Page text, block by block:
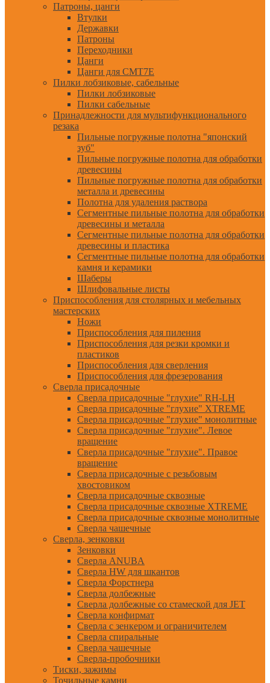
Патроны, цанги
Втулки
Державки
Патроны
Переходники
Цанги
Цанги для CMT7E
Пилки лобзиковые, сабельные
Пилки лобзиковые
Пилки сабельные
Принадлежности для мультифункционального
резака
Пильные погружные полотна "японский
зуб"
Пильные погружные полотна для обработки
древесины
Пильные погружные полотна для обработки
металла и древесины
Полотна для удаления раствора
Сегментные пильные полотна для обработки
древесины и металла
Сегментные пильные полотна для обработки
древесины и пластика
Сегментные пильные полотна для обработки
камня и керамики
Шаберы
Шлифовальные листы
Приспособления для столярных и мебельных
мастерских
Ножи
Приспособления для пиления
Приспособления для резки кромки и
пластиков
Приспособления для сверления
Приспособления для фрезерования
Сверла присадочные
Сверла присадочные "глухие" RH-LH
Сверла присадочные "глухие" XTREME
Сверла присадочные "глухие" монолитные
Сверла присадочные "глухие". Левое
вращение
Сверла присадочные "глухие". Правое
вращение
Сверла присадочные с резьбовым
хвостовиком
Сверла присадочные сквозные
Сверла присадочные сквозные XTREME
Сверла присадочные сквозные монолитные
Сверла чашечные
Сверла, зенковки
Зенковки
Сверла ANUBA
Сверла HW для шкантов
Сверла Форстнера
Сверла долбежные
Сверла долбежные со стамеской для JET
Сверла конфирмат
Сверла с зенкером и ограничителем
Сверла спиральные
Сверла чашечные
Сверла-пробочники
Тиски, зажимы
Точильные камни